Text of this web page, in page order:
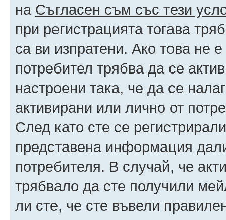
на Съгласен съм със тези
при регистрацията тогава
са ви изпратени. Ако това не
потребител трябва да се
настроени така, че да се
активирани или лично от
След като сте се
представена информация
потребителя. В случай, че
трябвало да сте получили
ли сте, че сте въвели